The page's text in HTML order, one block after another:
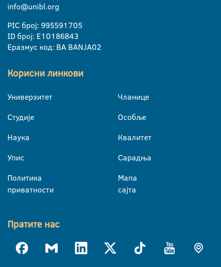
info@unibl.org
PIC број: 995591705
ID број: E10186843
Еразмус код: BA BANJA02
Корисни линкови
Универзитет
Студије
Наука
Упис
Политика
приватности
Чланице
Особље
Квалитет
Сарадња
Мапа
сајта
Пратите нас